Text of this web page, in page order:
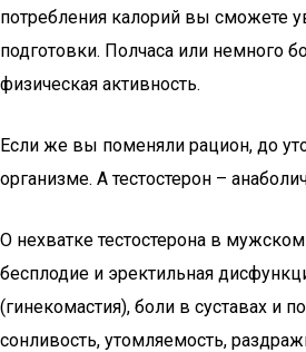
потребления калорий вы сможете
подготовки. Полчаса или немного
физическая активность.
Если же вы поменяли рацион, до
организме. А тестостерон –
О нехватке тестостерона в
бесплодие и эректильная
(гинекомастия), боли в суставах и
сонливость, утомляемость,